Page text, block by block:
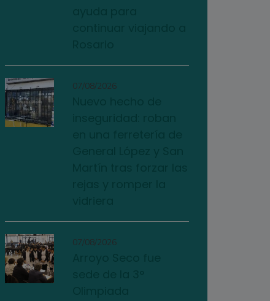
07/08/2026
07/08/2026